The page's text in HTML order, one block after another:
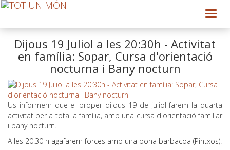
Dijous 19 Juliol a les 20:30h - Activitat
en família: Sopar, Cursa d'orientació
nocturna i Bany nocturn
Us informem que el proper dijous 19 de juliol farem la quarta
activitat per a tota la família, amb una cursa d'orientació familiar
i bany nocturn.
A les 20.30 h agafarem forces amb una bona barbacoa (Pintxos)!